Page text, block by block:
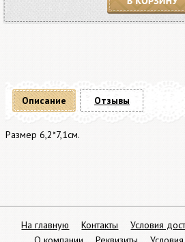
В корзину
Описание
Размер 6,2*7,1см.
Отзывы
На главную Контакты Условия